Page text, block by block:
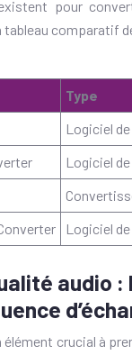
pour
comparatif
Type
Logiciel
Logiciel
Logiciel
audio
élément crucial à